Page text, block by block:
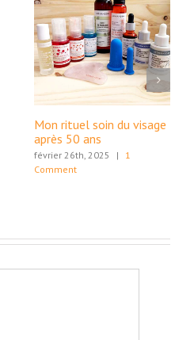
Mon rituel soin du visage
après 50 ans
février 26th, 2025 |
1
Comment